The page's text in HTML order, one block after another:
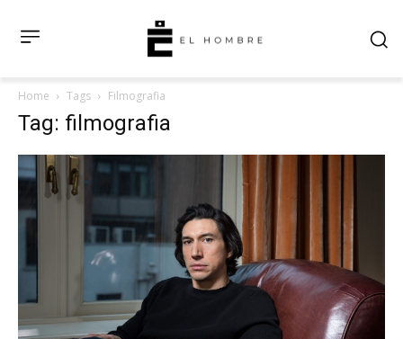
Home Tags Filmografia
Tag: filmografia